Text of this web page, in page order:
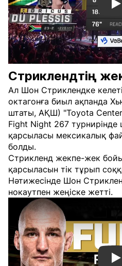
Стриклендтің
Ал Шон Стриклендке
октагонға биыл ақпанда
штаты, АҚШ) "Toyota
Fight Night 267
қарсыласы мексикалық
болды.
Стрикленд жекпе-жек бойы
қарсыласын тік тұрып
Нәтижесінде Шон
нокаутпен жеңіске жетті.